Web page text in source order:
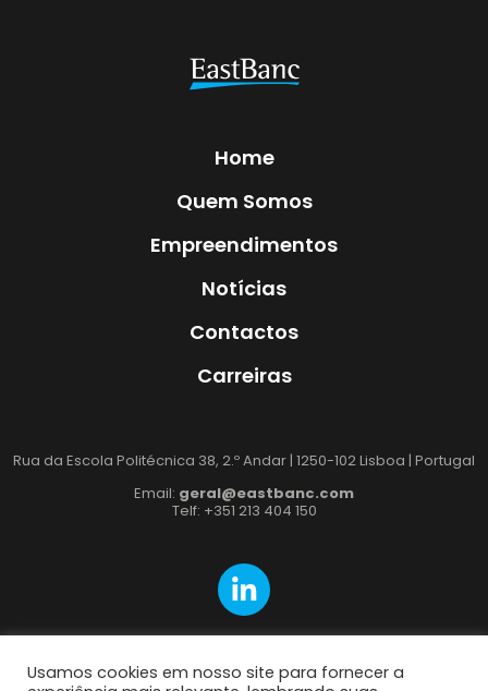
Home
Quem Somos
Empreendimentos
Notícias
Contactos
Carreiras
Rua da Escola Politécnica 38, 2.º Andar | 1250-102 Lisboa | Portugal
Email: geral@eastbanc.com
Telf: +351 213 404 150
Usamos cookies em nosso site para fornecer a